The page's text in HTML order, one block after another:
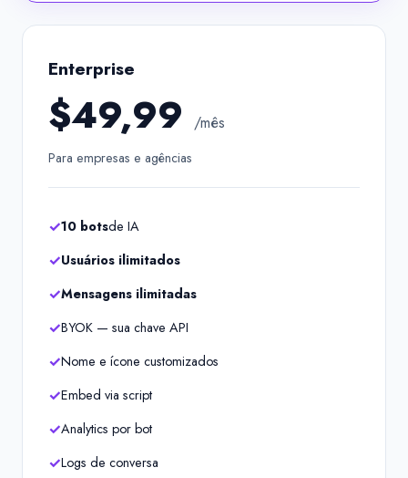
Enterprise
$49,99 /mês
Para empresas e agências
10 botsde IA
Usuários ilimitados
Mensagens ilimitadas
BYOK — sua chave API
Nome e ícone customizados
Embed via script
Analytics por bot
Logs de conversa